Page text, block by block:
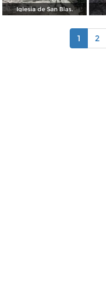
Iglesia de San Blas.
1 2